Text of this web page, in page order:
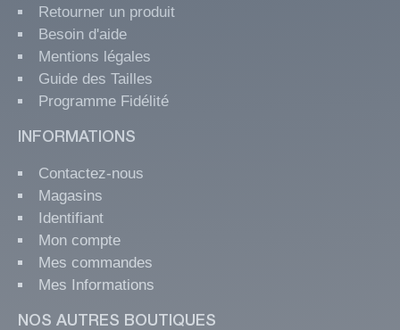
Retourner un produit
Besoin d'aide
Mentions légales
Guide des Tailles
Programme Fidélité
INFORMATIONS
Contactez-nous
Magasins
Identifiant
Mon compte
Mes commandes
Mes Informations
NOS AUTRES BOUTIQUES